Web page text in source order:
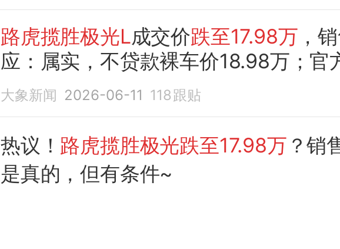
路虎揽胜极光L成交价跌至17.98万 ，
应：属实，不贷款裸车价18.98万；官
42.98万
大象新闻 2026-06-11 118 跟贴
热议！ 路虎揽胜极光跌至17.98万 ？销
是真的，但有条件~